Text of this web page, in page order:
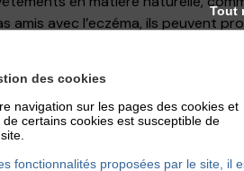
avec l’eczéma, ils peuvent
situations présentent
des cookies
navigation sur les pages des cookies et
certains cookies est susceptible de
fonctionnalités proposées par le site, il
Tout